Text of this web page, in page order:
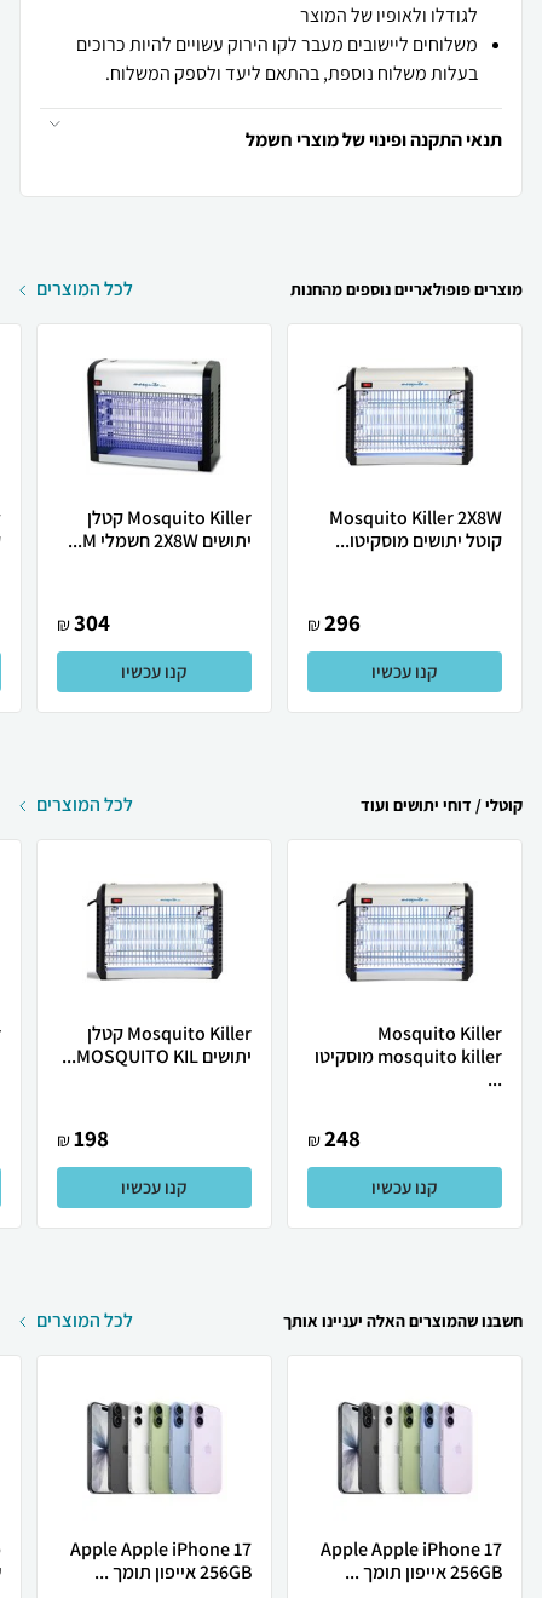
לגודלו ולאופיו של המוצר
משלוחים ליישובים מעבר לקו הירוק עשויים להיות כרוכים
בעלות משלוח נוספת, בהתאם ליעד ולספק המשלוח.
תנאי התקנה ופינוי של מוצרי חשמל
מוצרים פופולאריים נוספים מהחנות לכל המוצרים
Mosquito Killer 2X8W
קוטל יתושים מוסקיטו...
296
₪
קנו עכשיו
Mosquito Killer קטלן
יתושים 2X8W חשמלי M...
304
₪
קנו עכשיו
קוטלי / דוחי יתושים ועוד לכל המוצרים
Mosquito Killer
mosquito killer מוסקיטו
...
248
₪
קנו עכשיו
Mosquito Killer קטלן
יתושים MOSQUITO KIL...
198
₪
קנו עכשיו
חשבנו שהמוצרים האלה יעניינו אותך לכל המוצרים
Apple Apple iPhone 17
256GB אייפון תומך ...
Apple Apple iPhone 17
256GB אייפון תומך ...